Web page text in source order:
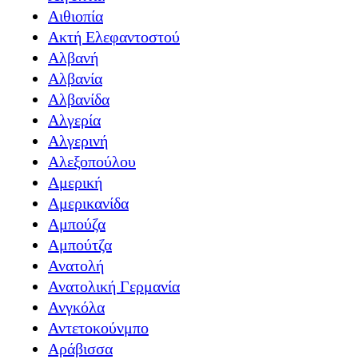
Αιθιοπία
Ακτή Ελεφαντοστού
Αλβανή
Αλβανία
Αλβανίδα
Αλγερία
Αλγερινή
Αλεξοπούλου
Αμερική
Αμερικανίδα
Αμπούζα
Αμπούτζα
Ανατολή
Ανατολική Γερμανία
Ανγκόλα
Αντετοκούνμπο
Αράβισσα